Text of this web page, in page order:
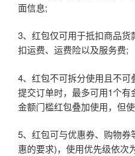
面信息;
3、红包仅可用于抵扣商品
扣运费、运费险以及服务费;
4、红包不可拆分使用且不
提交订单时，最多可用1个
金额门槛红包叠加使用，但
5、红包可与优惠券、购物
惠的要求)，使用优先级依次